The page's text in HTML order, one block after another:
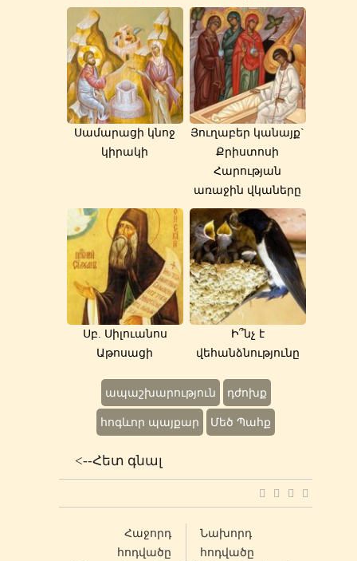
Սամարացի կնոջ
կիրակի
Յուղաբեր կանայք`
Քրիստոսի
Հարության
առաջին վկաները
Սբ. Սիլուանոս
Աթոսացի
Ի՞նչ է
վեհանձնությունը
ապաշխարություն դժոխք
հոգևոր պայքար Մեծ Պահք
<--Հետ գնալ
Հաջորդ
հոդվածը
Նախորդ
հոդվածը